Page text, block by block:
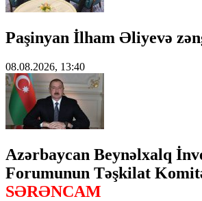
Paşinyan İlham Əliyevə
08.08.2026, 13:40
Azərbaycan Beynəlxalq
Forumunun Təşkilat
SƏRƏNCAM